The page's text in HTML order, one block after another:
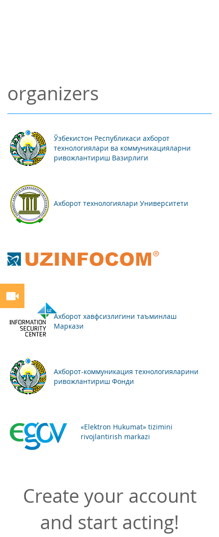
organizers
Ўзбекистон Республикаси ахборот
технологиялари ва коммуникацияларни
ривожлантириш Вазирлиги
Ахборот технологиялари Университети
Ахборот хавфсизлигини таъминлаш
Маркази
Ахборот-коммуникация технологияларини
ривожлантириш Фонди
«Elektron Hukumat» tizimini
rivojlantirish markazi
Create your account
and start acting!